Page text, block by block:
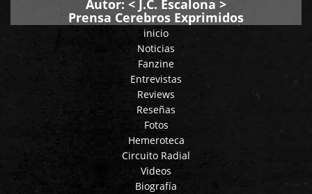
Autor: < J.C. Escalona >
Prensa Cerebros Exprimidos
inicio
Noticias
Fanzine
Entrevistas
Reviews
Reseñas
Fotos
Hemeroteca
Circuito Radial
Videos
Biografía